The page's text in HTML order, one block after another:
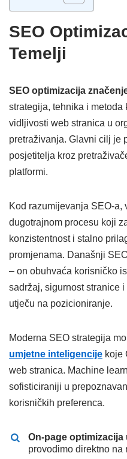
SEO
Temelji
SEO optimizacija
strategija, tehnika i
vidljivosti web stranica u
pretraživanja. Glavni cilj je
posjetitelja kroz
platformi.
Kod razumijevanja SEO-a,
dugotrajnom procesu koji
konzistentnost i stalno
promjenama. Današnji
– on obuhvaća korisničko
sadržaj, sigurnost stranice
utječu na pozicioniranje.
Moderna SEO strategija
umjetne inteligencije koje
web stranica. Machine
sofisticiraniji u
korisničkih preferenca.
On-page optimizacija
provodimo direktno na